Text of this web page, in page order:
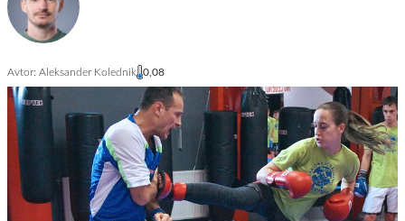
Avtor: Aleksander Kolednik 0,08